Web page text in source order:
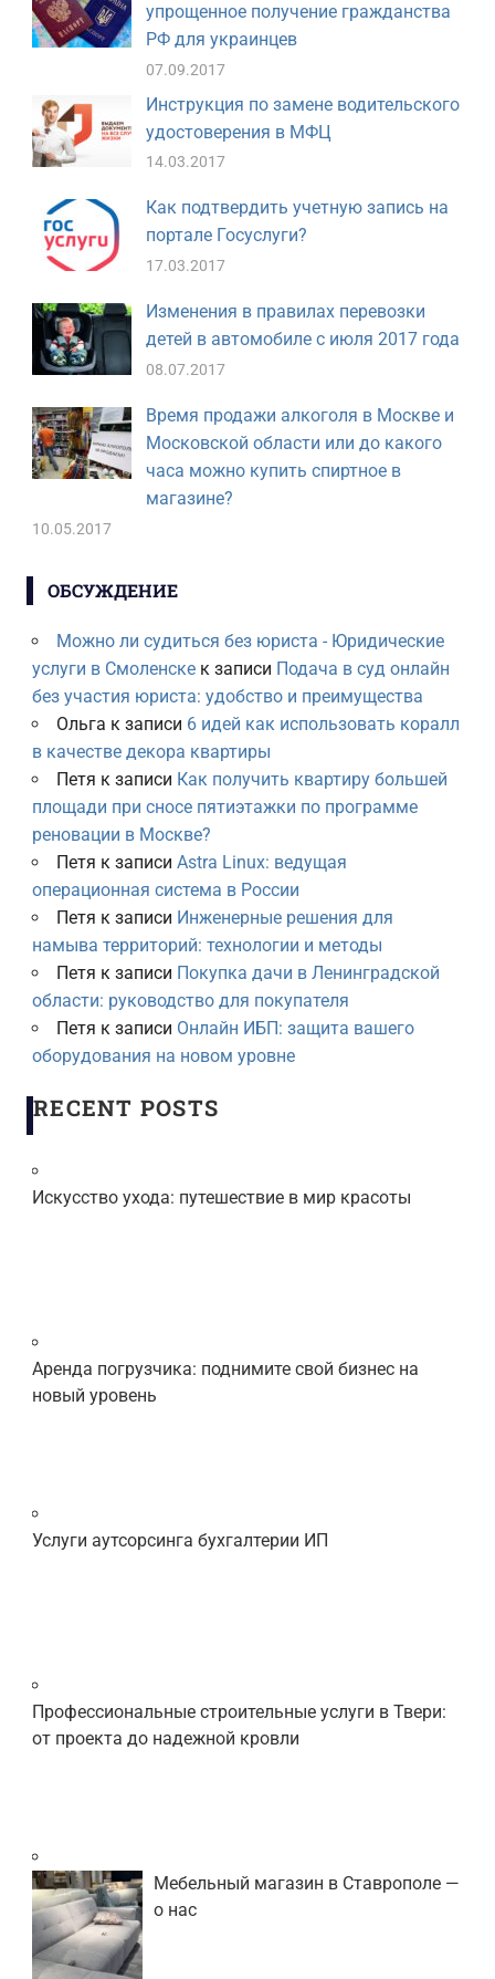
упрощенное получение гражданства
РФ для украинцев
07.09.2017
Инструкция по замене водительского
удостоверения в МФЦ
14.03.2017
Как подтвердить учетную запись на
портале Госуслуги?
17.03.2017
Изменения в правилах перевозки
детей в автомобиле с июля 2017 года
08.07.2017
Время продажи алкоголя в Москве и
Московской области или до какого
часа можно купить спиртное в
магазине?
10.05.2017
ОБСУЖДЕНИЕ
Можно ли судиться без юриста - Юридические
услуги в Смоленскек записи Подача в суд онлайн
без участия юриста: удобство и преимущества
Ольга к записи 6 идей как использовать коралл
в качестве декора квартиры
Петя к записи Как получить квартиру большей
площади при сносе пятиэтажки по программе
реновации в Москве?
Петя к записи Astra Linux: ведущая
операционная система в России
Петя к записи Инженерные решения для
намыва территорий: технологии и методы
Петя к записи Покупка дачи в Ленинградской
области: руководство для покупателя
Петя к записи Онлайн ИБП: защита вашего
оборудования на новом уровне
RECENT POSTS
Искусство ухода: путешествие в мир красоты
Аренда погрузчика: поднимите свой бизнес на
новый уровень
Услуги аутсорсинга бухгалтерии ИП
Профессиональные строительные услуги в Твери:
от проекта до надежной кровли
Мебельный магазин в Ставрополе —
о нас